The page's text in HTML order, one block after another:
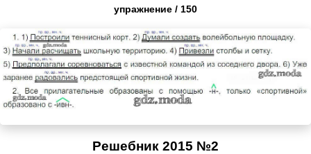
упражнение / 150
Решебник 2015 №2